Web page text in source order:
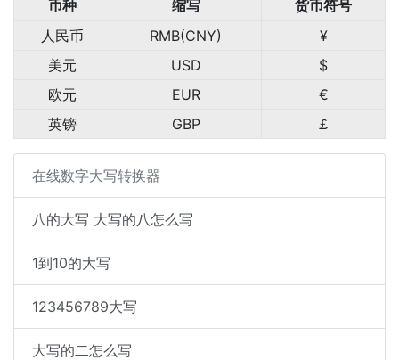
币种 缩写
货币符号
人民币
RMB(CNY)
¥
美元
USD
$
欧元
EUR
€
英镑
GBP ￡
在线数字大写转换器
八的大写 大写的八怎么写
1到10的大写
123456789大写
大写的二怎么写